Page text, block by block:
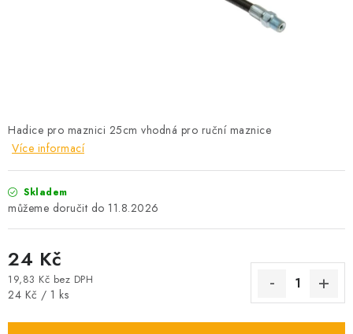
BALENÍ A EXPEDICE
Jak nakupovat Obchodní podmínky
Doprava a platba
Cookies
Hadice pro maznici 25cm vhodná pro ruční maznice
Více informací
Skladem
11.8.2026
24 Kč
19,83 Kč bez DPH
Měrná cena:
24 Kč / 1 ks